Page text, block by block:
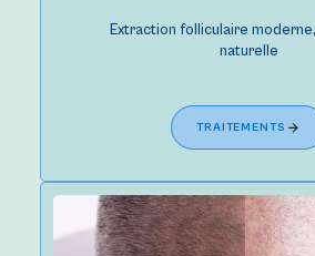
Extraction folliculaire
naturelle
TRAITEMENTS